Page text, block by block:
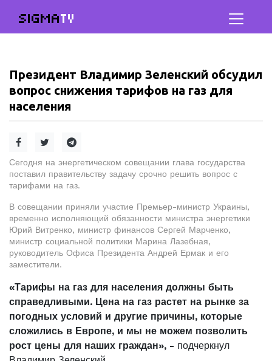
SIGMATV
Президент Владимир Зеленский обсудил
вопрос снижения тарифов на газ для
населения
Сегодня на энергетическом совещании глава государства
поставил правительству задачу срочно решить вопрос с
тарифами на газ.
В совещании приняли участие Премьер-министр Украины,
временно исполняющий обязанности министра энергетики
Юрий Витренко, министр финансов Сергей Марченко,
министр социальной политики Марина Лазебная,
руководитель Офиса Президента Андрей Ермак и его
заместители.
«Тарифы на газ для населения должны быть
справедливыми. Цена на газ растет на рынке за
погодных условий и другие причины, которые
сложились в Европе, и мы не можем позволить
рост цены для наших граждан», - подчеркнул